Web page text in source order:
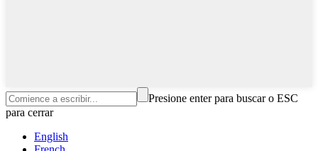
Presione enter para buscar o ESC
para cerrar
English